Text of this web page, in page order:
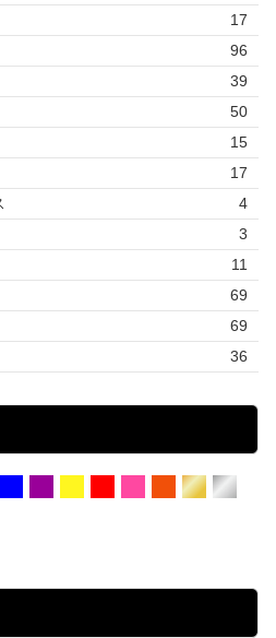
17
96
39
50
15
17
4
3
11
69
69
36